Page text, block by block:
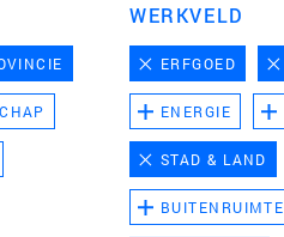
WERKVELD
ERFGOED
ENERGIE
STAD & LAND
BUITENRUIMTE